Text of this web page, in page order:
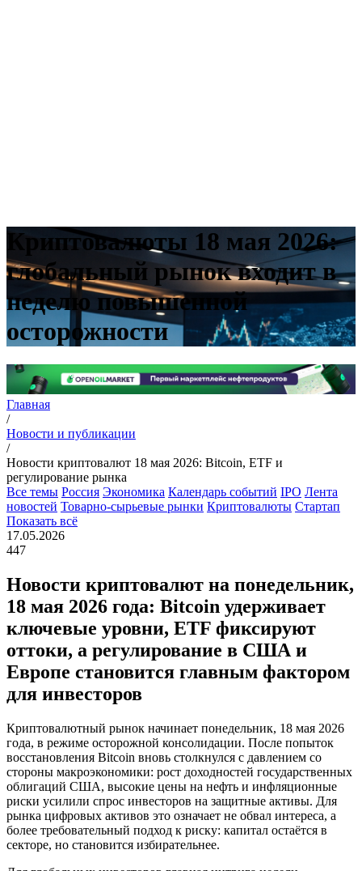
Криптовалюты 18 мая 2026:
глобальный рынок входит в
неделю повышенной
осторожности
Главная
/
Новости и публикации
/
Новости криптовалют 18 мая 2026: Bitcoin, ETF и
регулирование рынка
Все темы Россия Экономика Календарь событий IPO Лента
новостей Товарно-сырьевые рынки Криптовалюты Стартап
Показать всё
17.05.2026
447
Новости криптовалют на понедельник,
18 мая 2026 года: Bitcoin удерживает
ключевые уровни, ETF фиксируют
оттоки, а регулирование в США и
Европе становится главным фактором
для инвесторов
Криптовалютный рынок начинает понедельник, 18 мая 2026
года, в режиме осторожной консолидации. После попыток
восстановления Bitcoin вновь столкнулся с давлением со
стороны макроэкономики: рост доходностей государственных
облигаций США, высокие цены на нефть и инфляционные
риски усилили спрос инвесторов на защитные активы. Для
рынка цифровых активов это означает не обвал интереса, а
более требовательный подход к риску: капитал остаётся в
секторе, но становится избирательнее.